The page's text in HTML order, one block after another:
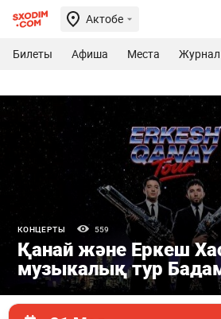
Актобе
Билеты Афиша Места Журнал
КОНЦЕРТЫ 559
Қанай және Еркеш
музыкалық тур